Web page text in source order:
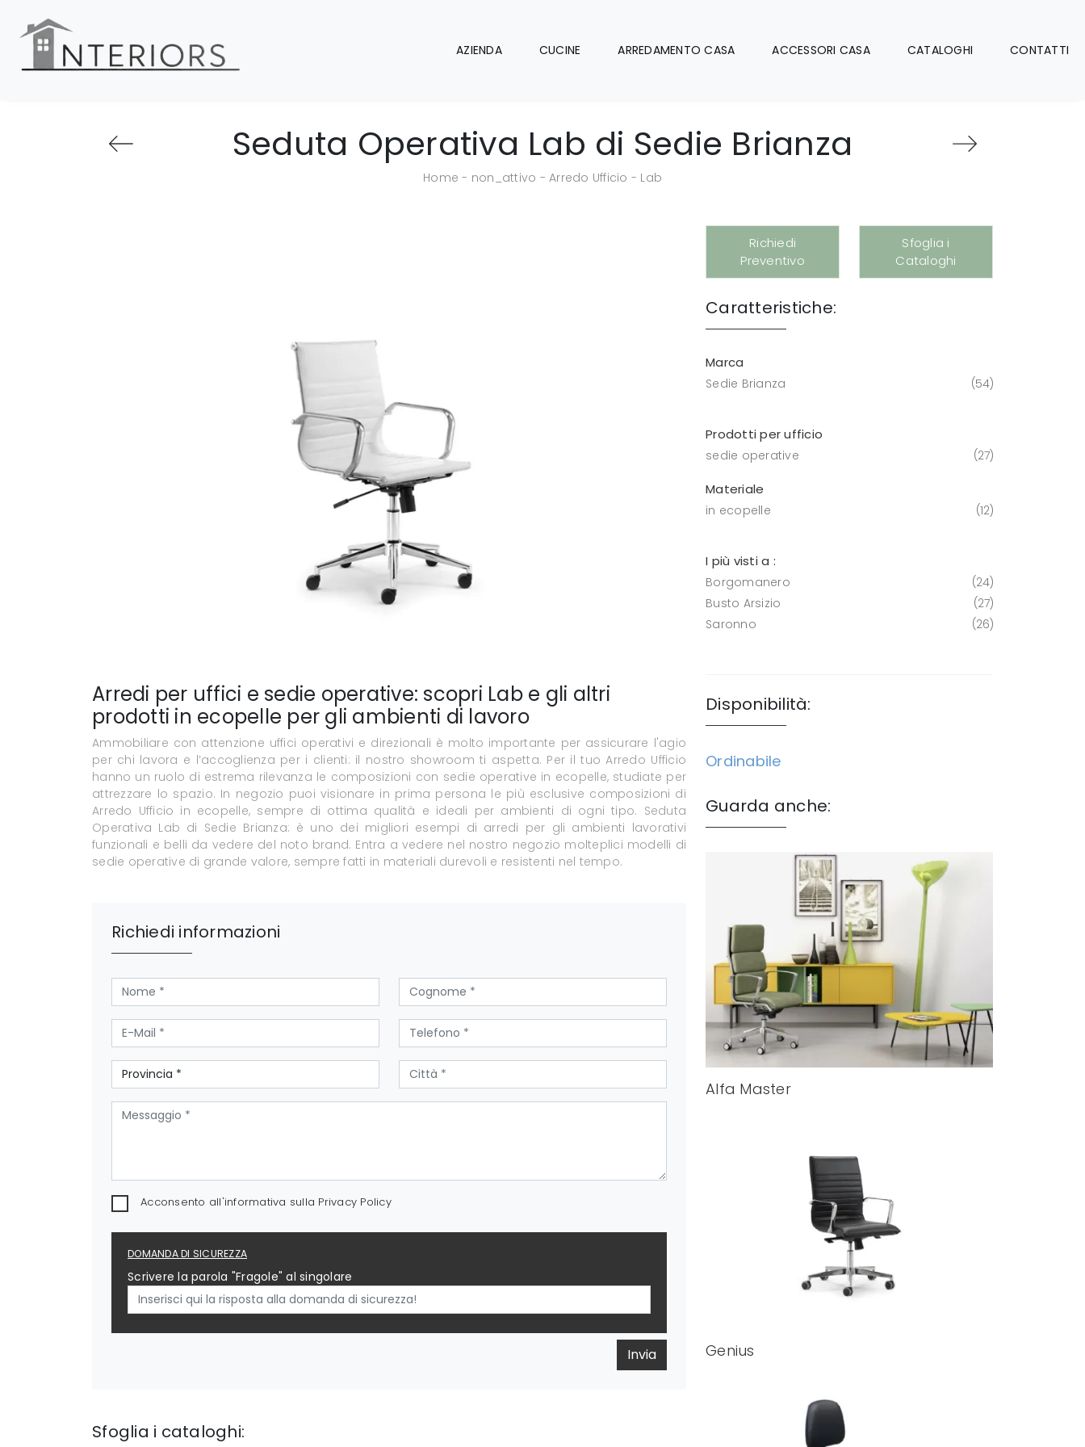
AZIENDA CUCINE ARREDAMENTO CASA ACCESSORI CASA CATALOGHI CONTATTI
Seduta Operativa Lab di Sedie Brianza
Home - non_attivo - Arredo Ufficio - Lab
Arredi per uffici e sedie operative: scopri Lab e gli altri
prodotti in ecopelle per gli ambienti di lavoro
Ammobiliare con attenzione uffici operativi e direzionali è molto importante per assicurare l'agio
per chi lavora e l’accoglienza per i clienti: il nostro showroom ti aspetta. Per il tuo Arredo Ufficio
hanno un ruolo di estrema rilevanza le composizioni con sedie operative in ecopelle, studiate per
attrezzare lo spazio. In negozio puoi visionare in prima persona le più esclusive composizioni di
Arredo Ufficio in ecopelle, sempre di ottima qualità e ideali per ambienti di ogni tipo. Seduta
Operativa Lab di Sedie Brianza: è uno dei migliori esempi di arredi per gli ambienti lavorativi
funzionali e belli da vedere del noto brand. Entra a vedere nel nostro negozio molteplici modelli di
sedie operative di grande valore, sempre fatti in materiali durevoli e resistenti nel tempo.
Richiedi informazioni
Acconsento all'informativa sulla Privacy Policy
DOMANDA DI SICUREZZA
Scrivere la parola "Fragole" al singolare
Invia
Sfoglia i cataloghi:
Richiedi
Preventivo
Sfoglia i
Cataloghi
Caratteristiche:
Marca
Sedie Brianza 54
Prodotti per ufficio
sedie operative 27
Materiale
in ecopelle 12
I più visti a :
Borgomanero
24
Busto Arsizio
27
Saronno
26
Disponibilità:
Ordinabile
Guarda anche:
Alfa Master
Genius